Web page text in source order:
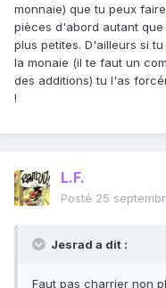
monnaie) que tu peux
pièces d'abord autant
plus petites. D'ailleurs si
la monaie (il te faut un
des additions) tu l'as
!
L.F.
Posté 25
Jesrad a dit :
Faut pas charrier non